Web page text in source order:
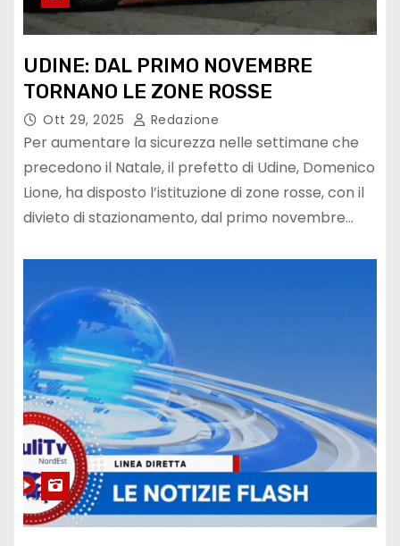
UDINE: DAL PRIMO NOVEMBRE
TORNANO LE ZONE ROSSE
Ott 29, 2025 Redazione
Per aumentare la sicurezza nelle settimane che
precedono il Natale, il prefetto di Udine, Domenico
Lione, ha disposto l’istituzione di zone rosse, con il
divieto di stazionamento, dal primo novembre…